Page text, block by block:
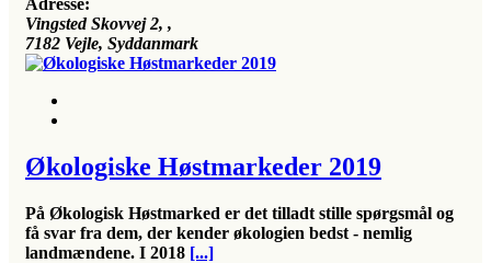
Adresse:
Vingsted Skovvej 2, ,
7182 Vejle, Syddanmark
Økologiske Høstmarkeder 2019
På Økologisk Høstmarked er det tilladt stille spørgsmål og
få svar fra dem, der kender økologien bedst - nemlig
landmændene. I 2018 [...]